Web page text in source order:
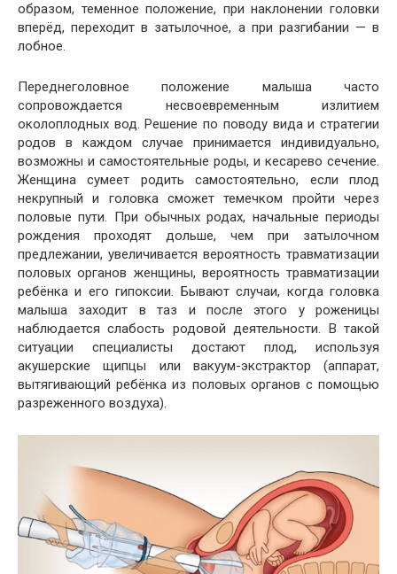
образом, теменное положение, при наклонении головки
вперёд, переходит в затылочное, а при разгибании — в
лобное.
Переднеголовное положение малыша часто
сопровождается несвоевременным излитием
околоплодных вод. Решение по поводу вида и стратегии
родов в каждом случае принимается индивидуально,
возможны и самостоятельные роды, и кесарево сечение.
Женщина сумеет родить самостоятельно, если плод
некрупный и головка сможет темечком пройти через
половые пути. При обычных родах, начальные периоды
рождения проходят дольше, чем при затылочном
предлежании, увеличивается вероятность травматизации
половых органов женщины, вероятность травматизации
ребёнка и его гипоксии. Бывают случаи, когда головка
малыша заходит в таз и после этого у роженицы
наблюдается слабость родовой деятельности. В такой
ситуации специалисты достают плод, используя
акушерские щипцы или вакуум-экстрактор (аппарат,
вытягивающий ребёнка из половых органов с помощью
разреженного воздуха).